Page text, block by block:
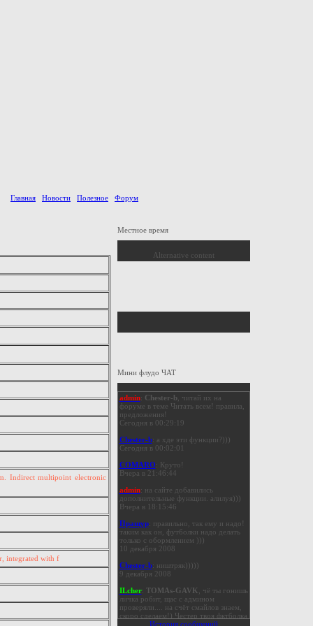
Главная Новости Полезное Форум
Indirect multipoint electronic
integrated with f
Местное время
Alternative content
Мини флудо ЧАТ
admin: Chester-b , читай их на
форуме в теме Читать всем! правила,
предложения!
Сегодня в 00:29:19
Chester-b: а хде эти функции?)))
Сегодня в 00:02:01
COMARO: Круто!
Вчера в 21:46:44
admin: на сайте добавились
дополнительные функции. алилуя)))
Вчера в 18:15:46
Пращур: правильно, так ему и надо!
таким как он, футболки надо делать
только с обормлением )))
10 декабря 2008
Chester-b: ништряк)))))
9 декабря 2008
ILcher: TOMAs-GAVK
, чё ты гонишь
личка робит, щас с админом
проверяли.... на счёт смайлов знаем,
скоро сделаем!) Честер твоя фктболка
с золотым обормлением уже у
История сообщений